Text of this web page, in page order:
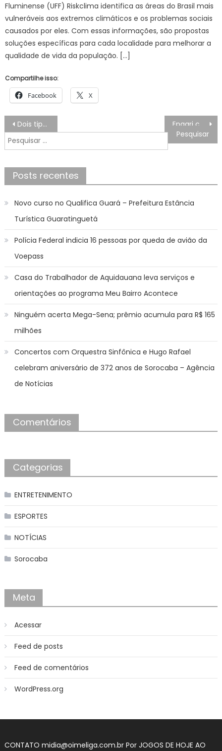
Fluminense (UFF) Riskclima identifica as áreas do Brasil mais
vulneráveis aos extremos climáticos e os problemas sociais
causados por eles. Com essas informações, são propostas
soluções específicas para cada localidade para melhorar a
qualidade de vida da população. […]
Compartilhe isso:
Facebook X
Navegação
de
Post
Dois tipos de arroz trazem variação de mais de 100% em pesquisa de preços realizada pelo Procon-JP
Pesquisar
por:
Posts recentes
Novo curso no Qualifica Guará – Prefeitura Estância
Turística Guaratinguetá
Polícia Federal indicia 16 pessoas por queda de avião da
Voepass
Casa do Trabalhador de Aquidauana leva serviços e
orientações ao programa Meu Bairro Acontece
Ninguém acerta Mega-Sena; prêmio acumula para R$ 165
milhões
Concertos com Orquestra Sinfônica e Hugo Rafael
celebram aniversário de 372 anos de Sorocaba – Agência
de Notícias
Comentários
Categorias
ENTRETENIMENTO
ESPORTES
NOTÍCIAS
Sorocaba
Meta
Acessar
Feed de posts
Feed de comentários
WordPress.org
CONTATO midia@oimeliga.com.br Por JOGOS DE HOJE AO